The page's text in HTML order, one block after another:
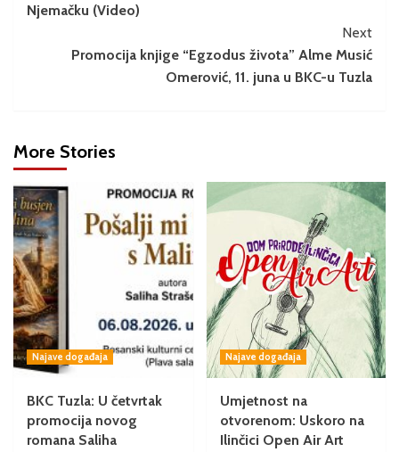
Njemačku (Video)
Next
Promocija knjige “Egzodus života” Alme Musić
Omerović, 11. juna u BKC-u Tuzla
More Stories
Najave događaja
BKC Tuzla: U četvrtak
promocija novog
romana Saliha
Najave događaja
Umjetnost na
otvorenom: Uskoro na
Ilinčici Open Air Art